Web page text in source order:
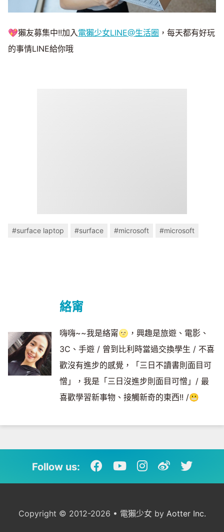
💖獺友募集中!!加入 電獺少女LINE@生活圈 ，每天都有好玩
的事情LINE給你哦
#surface laptop #surface #microsoft #microsoft
絡甯
嗨嗨~~我是絡甯🌝，興趣是旅遊、電影、
3C、手遊 / 曾到比利時當過交換學生 / 不喜
歡沒有進步的感覺，「三日不讀書則面目可
憎」，我是「三日沒進步則面目可憎」/ 最
喜歡學習新事物、接觸新奇的東西!! /😬
Follow us:
Copyright © 2012-2026 • 電獺少女 by Aotter Inc.